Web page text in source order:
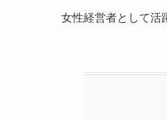
女性経営者として活